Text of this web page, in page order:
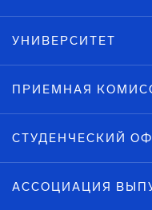
УНИВЕРСИТЕТ
ПРИЕМНАЯ
СТУДЕНЧЕСКИЙ
АССОЦИАЦИЯ